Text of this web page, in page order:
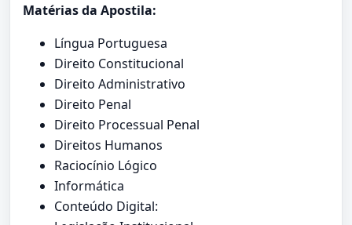
Matérias da Apostila:
Língua Portuguesa
Direito Constitucional
Direito Administrativo
Direito Penal
Direito Processual Penal
Direitos Humanos
Raciocínio Lógico
Informática
Conteúdo Digital: